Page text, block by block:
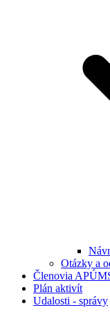
Otázky a
Členovia
Plán aktivít
Udalosti - správy